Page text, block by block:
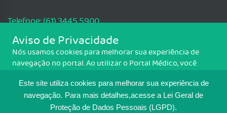
Este site utiliza cookies para melhorar sua experiência de
navegação. Para mais detalhes,acesse a Lei Geral de
Proteção de Dados Pessoais (LGPD).
Telefone: (61) 3445 5900
Email: cfm@portalmedico.org.br
SGAS 616, Conjunto D, Lote 115, L2 Sul, Brasília/DF - CEP: 70200-760 -
CNPJ: 33.583.550/0001-30
MAPA DO SITE
Aviso de Privacidade
Nós usamos cookies para melhorar sua experiência de
navegação no portal. Ao utilizar o Portal Médico, você
Para ter mais informações sobre como isso é feito, acesse
Política de cookies. Se você concorda, clique em ACEITO.